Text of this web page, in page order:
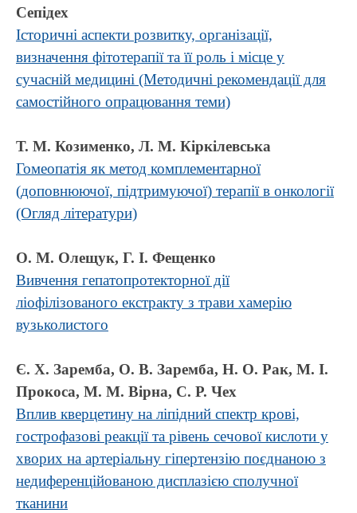
Сепідех
Історичні аспекти розвитку, організації,
визначення фітотерапії та її роль і місце у
сучасній медицині (Методичні рекомендації для
самостійного опрацювання теми)
Т. М. Козименко, Л. М. Кіркілевська
Гомеопатія як метод комплементарної
(доповнюючої, підтримуючої) терапії в онкології
(Огляд літератури)
О. М. Олещук, Г. І. Фещенко
Вивчення гепатопротекторної дії
ліофілізованого екстракту з трави хамерію
вузьколистого
Є. Х. Заремба, О. В. Заремба, Н. О. Рак, М. І.
Прокоса, М. М. Вірна, С. Р. Чех
Вплив кверцетину на ліпідний спектр крові,
гострофазові реакції та рівень сечової кислоти у
хворих на артеріальну гіпертензію поєднаною з
недиференційованою дисплазією сполучної
тканини